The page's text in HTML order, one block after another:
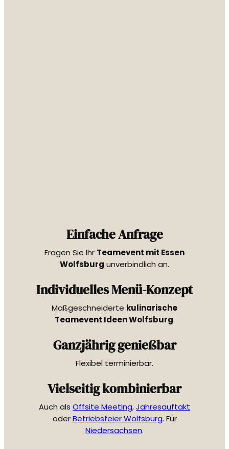
Einfache Anfrage
Fragen Sie Ihr Teamevent mit Essen
Wolfsburg unverbindlich an.
Individuelles Menü-Konzept
Maßgeschneiderte kulinarische
Teamevent Ideen Wolfsburg.
Ganzjährig genießbar
Flexibel terminierbar.
Vielseitig kombinierbar
Auch als Offsite Meeting,Jahresauftakt
oderBetriebsfeier Wolfsburg. Für
Niedersachsen.